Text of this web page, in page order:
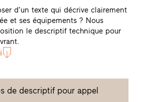
d’un texte qui décrive clairement
et ses équipements ? Nous
le descriptif technique pour
de descriptif pour appel